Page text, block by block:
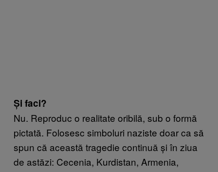
Și faci?
Nu. Reproduc o realitate oribilă, sub o formă
pictată. Folosesc simboluri naziste doar ca să
spun că această tragedie continuă și în ziua
de astăzi: Cecenia, Kurdistan, Armenia,